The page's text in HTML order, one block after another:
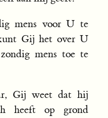
mens voor U te
Gij het over U
mens toe te
Gij weet dat hij
heeft op grond